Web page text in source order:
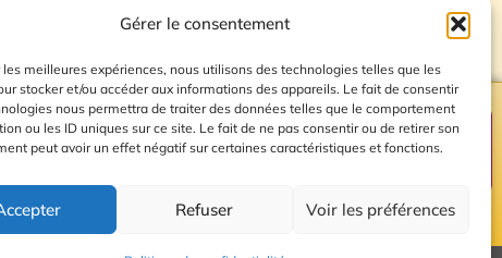
Gérer le consentement
les meilleures expériences, nous utilisons des technologies telles que les
stocker et/ou accéder aux informations des appareils. Le fait de consentir
nous permettra de traiter des données telles que le comportement
ou les ID uniques sur ce site. Le fait de ne pas consentir ou de retirer son
peut avoir un effet négatif sur certaines caractéristiques et fonctions.
Refuser Voir les préférences
Plan du site